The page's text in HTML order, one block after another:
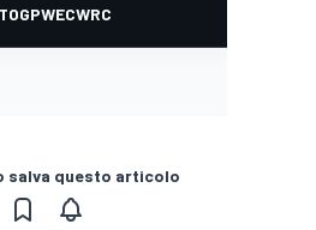
salva questo articolo